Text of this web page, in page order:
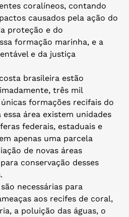
coralíneos, contando
causados pela ação do
proteção e do
formação marinha, e a
e da justiça
brasileira estão
três mil
formações recifais do
área existem unidades
federais, estaduais e
apenas uma parcela
de novas áreas
conservação desses
necessárias para
aos recifes de coral,
a poluição das águas, o